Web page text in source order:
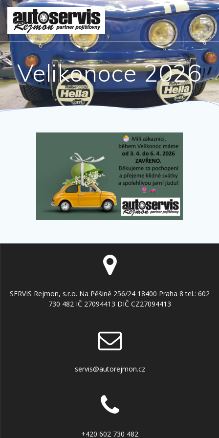
Přeskočit
na
obsah
Velikonoce 2026
SERVIS Rejmon, s.r.o. Na Pěšině 256/24 18400 Praha 8 tel.: 602
730 482 IČ 27094413 DIČ CZ27094413
servis@autorejmon.cz
+420 602 730 482